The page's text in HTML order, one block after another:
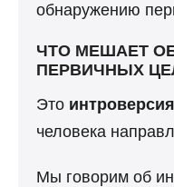
обнаружению
ЧТО МЕШАЕТ
ПЕРВИЧНЫХ
Это интроверсия
человека
Мы говорим об